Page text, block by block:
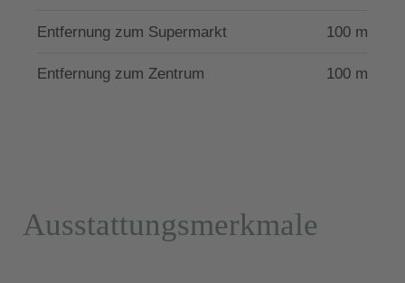
Entfernung zum Supermarkt 100 m
Entfernung zum Zentrum 100 m
Ausstattungsmerkmale